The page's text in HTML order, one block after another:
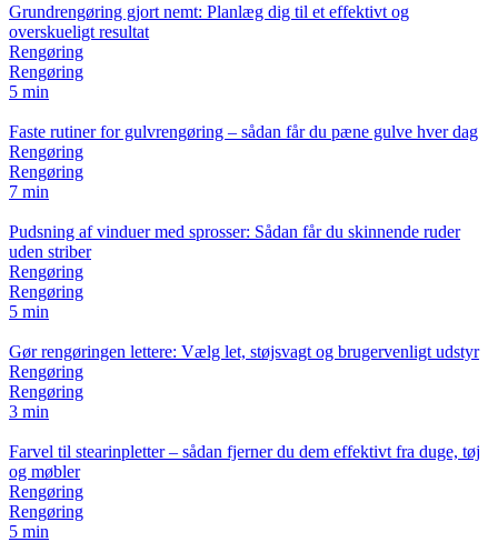
Grundrengøring gjort nemt: Planlæg dig til et effektivt og
overskueligt resultat
Rengøring
Rengøring
5 min
Faste rutiner for gulvrengøring – sådan får du pæne gulve hver dag
Rengøring
Rengøring
7 min
Pudsning af vinduer med sprosser: Sådan får du skinnende ruder
uden striber
Rengøring
Rengøring
5 min
Gør rengøringen lettere: Vælg let, støjsvagt og brugervenligt udstyr
Rengøring
Rengøring
3 min
Farvel til stearinpletter – sådan fjerner du dem effektivt fra duge, tøj
og møbler
Rengøring
Rengøring
5 min